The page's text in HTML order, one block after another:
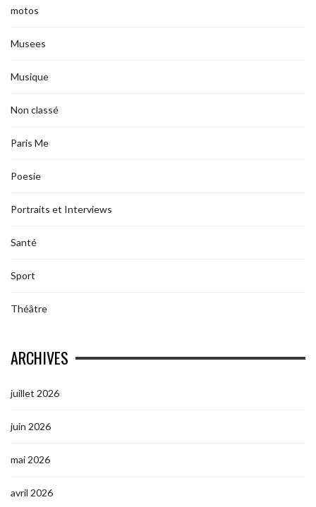
motos
Musees
Musique
Non classé
Paris Me
Poesie
Portraits et Interviews
Santé
Sport
Théâtre
ARCHIVES
juillet 2026
juin 2026
mai 2026
avril 2026